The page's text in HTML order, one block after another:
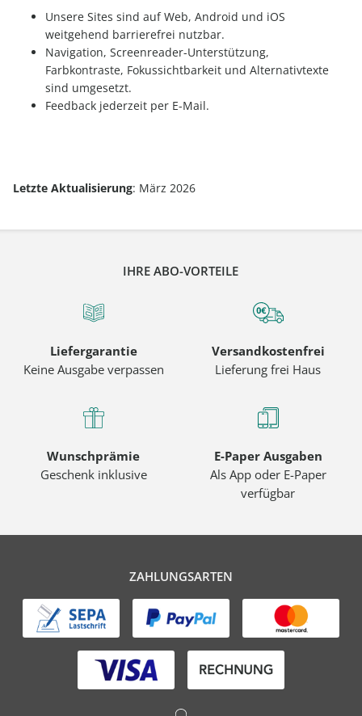
Unsere Sites sind auf Web, Android und iOS
weitgehend barrierefrei nutzbar.
Navigation, Screenreader-Unterstützung,
Farbkontraste, Fokussichtbarkeit und Alternativtexte
sind umgesetzt.
Feedback jederzeit per E-Mail.
Letzte Aktualisierung: März 2026
IHRE ABO-VORTEILE
Liefergarantie
Keine Ausgabe verpassen
Versandkostenfrei
Lieferung frei Haus
Wunschprämie
Geschenk inklusive
E-Paper Ausgaben
Als App oder E-Paper
verfügbar
ZAHLUNGSARTEN